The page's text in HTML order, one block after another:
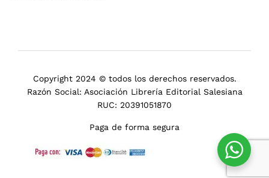
Copyright 2024 © todos los derechos reservados.
Razón Social: Asociación Librería Editorial Salesiana
RUC: 20391051870
Paga de forma segura